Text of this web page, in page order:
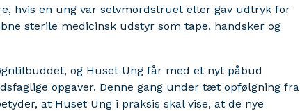
hvis en ung var selvmordstruet eller gav udtryk for
sterile medicinsk udstyr som tape, handsker og
og Huset Ung får med et nyt påbud
opgaver. Denne gang under tæt opfølgning fra
at Huset Ung i praksis skal vise, at de nye